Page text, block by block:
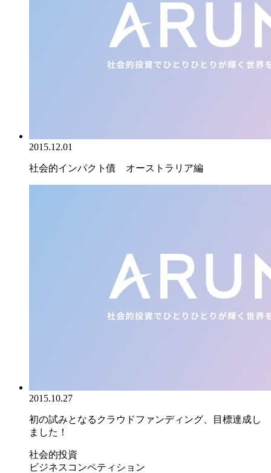
2015.12.01
社会的インパクト債 オーストラリア編
2015.10.27
初の試みとなるクラウドファンディング、目標達成し
ました！
社会的投資
ビジネスコンペティション